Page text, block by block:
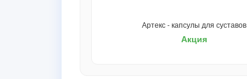
Артекс - капсулы для суставов
Акция